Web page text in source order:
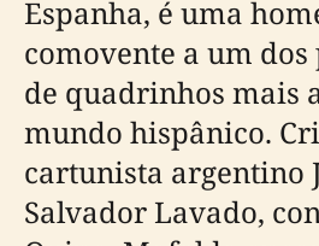
Espanha, é uma
comovente a um dos
de quadrinhos mais
mundo hispânico.
cartunista argentino
Salvador Lavado,